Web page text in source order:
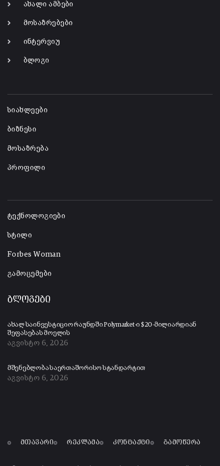
ახალი ამბები
მოსაზრებები
ინტერვიუ
ბლოგი
სიახლეები
ბიზნესი
მოსაზრება
პროფილი
ტექნოლოგიები
სტილი
Forbes Woman
გამოცემები
ბლოგები
ახალ საინვესტიციო რაუნდში Polymarket-ი $20-მილიარდიან
შეფასებას მოელის
აგვისტო 6, 2026
მშენებლობა საერთაშორისო სტანდარტით
აგვისტო 6, 2026
მთავარი რეკლამა კონტაქტი გამოწერა